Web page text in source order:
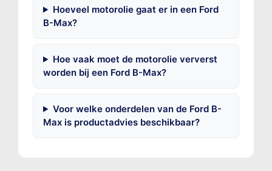
Hoeveel motorolie gaat er in een Ford
B-Max?
Hoe vaak moet de motorolie ververst
worden bij een Ford B-Max?
Voor welke onderdelen van de Ford B-
Max is productadvies beschikbaar?